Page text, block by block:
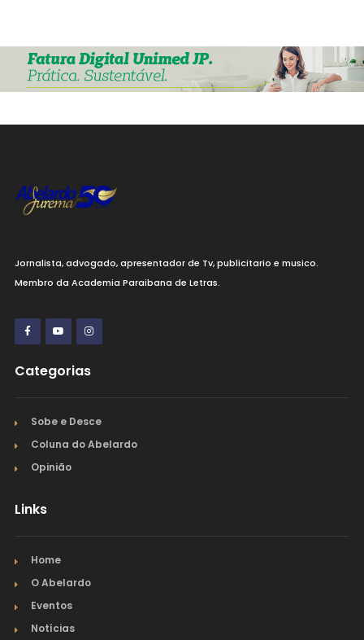
Jornalista, advogado, apresentador de Tv, publicitario e musico.
Membro da Academia Paraibana de Letras.
Categorias
Sobe e Desce
Coluna do Abelardo
Opinião
Links
Home
O Abelardo
Eventos
Notícias